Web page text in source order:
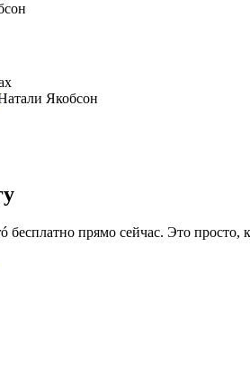
Якобсон
бесплатно прямо сейчас. Это просто,